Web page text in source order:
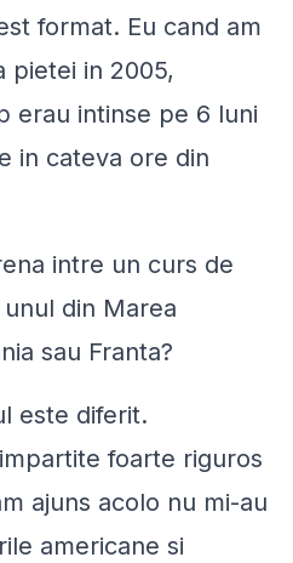
format. Eu cand am
pietei in 2005,
erau intinse pe 6 luni
in cateva ore din
intre un curs de
din Marea
sau Franta?
este diferit.
foarte riguros
ajuns acolo nu mi-au
americane si